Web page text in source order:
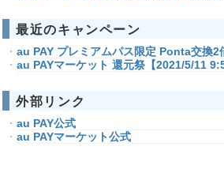
最近のキャンペーン
au PAY プレミアムパス限定 Ponta交換2
au PAYマーケット 還元祭【2021/5/11
外部リンク
au PAY公式
au PAYマーケット公式